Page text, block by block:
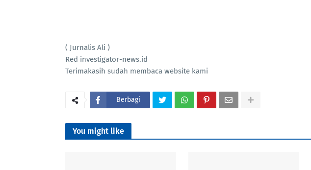
( Jurnalis Ali )
Red investigator-news.id
Terimakasih sudah membaca website kami
Berbagi
You might like